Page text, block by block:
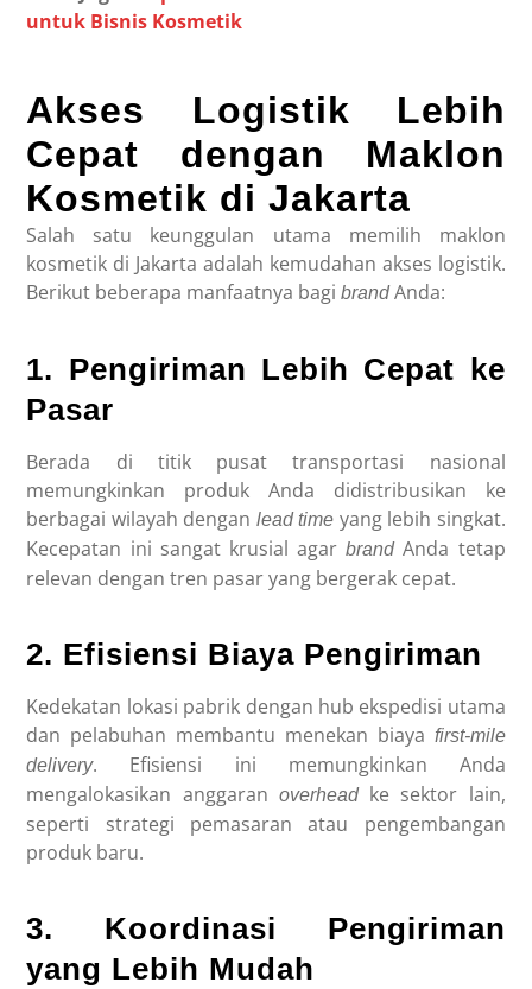
untuk Bisnis Kosmetik
Akses Logistik Lebih
Cepat dengan Maklon
Kosmetik di Jakarta
Salah satu keunggulan utama memilih maklon
kosmetik di Jakarta adalah kemudahan akses logistik.
Berikut beberapa manfaatnya bagi brandAnda:
1. Pengiriman Lebih Cepat ke
Pasar
Berada di titik pusat transportasi nasional
memungkinkan produk Anda didistribusikan ke
berbagai wilayah dengan lead time yang lebih singkat.
Kecepatan ini sangat krusial agarbrandAnda tetap
relevan dengan tren pasar yang bergerak cepat.
2. Efisiensi Biaya Pengiriman
Kedekatan lokasi pabrik dengan hub ekspedisi utama
dan pelabuhan membantu menekan biaya first-mile
delivery. Efisiensi ini memungkinkan Anda
mengalokasikan anggaran overheadke sektor lain,
seperti strategi pemasaran atau pengembangan
produk baru.
3. Koordinasi Pengiriman
yang Lebih Mudah